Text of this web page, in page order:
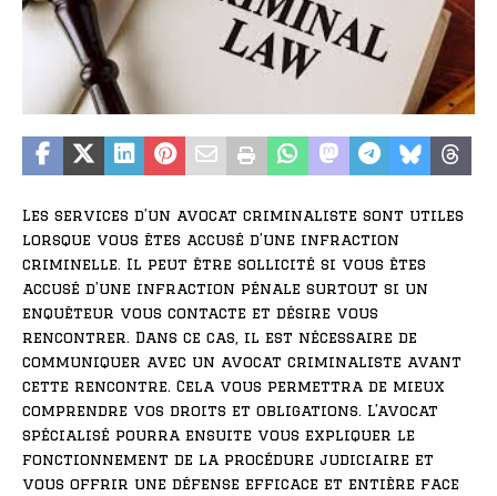
Les services d’un avocat criminaliste sont utiles
lorsque vous êtes accusé d’une infraction
criminelle. Il peut être sollicité si vous êtes
accusé d’une infraction pénale surtout si un
enquêteur vous contacte et désire vous
rencontrer. Dans ce cas, il est nécessaire de
communiquer avec un avocat criminaliste avant
cette rencontre. Cela vous permettra de mieux
comprendre vos droits et obligations. L’avocat
spécialisé pourra ensuite vous expliquer le
fonctionnement de la procédure judiciaire et
vous offrir une défense efficace et entière face